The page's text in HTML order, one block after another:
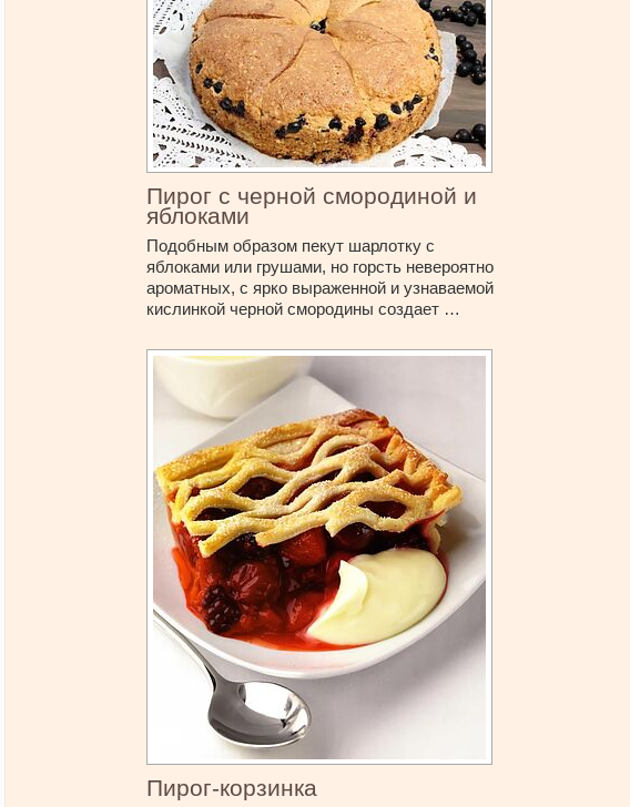
Пирог с черной смородиной и
яблоками
Подобным образом пекут шарлотку с
яблоками или грушами, но горсть невероятно
ароматных, с ярко выраженной и узнаваемой
кислинкой черной смородины создает …
Пирог-корзинка